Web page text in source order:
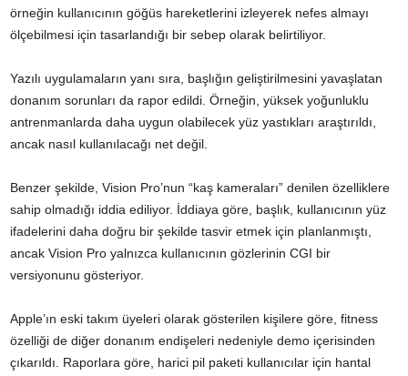
örneğin kullanıcının göğüs hareketlerini izleyerek nefes almayı
ölçebilmesi için tasarlandığı bir sebep olarak belirtiliyor.
Yazılı uygulamaların yanı sıra, başlığın geliştirilmesini yavaşlatan
donanım sorunları da rapor edildi. Örneğin, yüksek yoğunluklu
antrenmanlarda daha uygun olabilecek yüz yastıkları araştırıldı,
ancak nasıl kullanılacağı net değil.
Benzer şekilde, Vision Pro’nun “kaş kameraları” denilen özelliklere
sahip olmadığı iddia ediliyor. İddiaya göre, başlık, kullanıcının yüz
ifadelerini daha doğru bir şekilde tasvir etmek için planlanmıştı,
ancak Vision Pro yalnızca kullanıcının gözlerinin CGI bir
versiyonunu gösteriyor.
Apple’ın eski takım üyeleri olarak gösterilen kişilere göre, fitness
özelliği de diğer donanım endişeleri nedeniyle demo içerisinden
çıkarıldı. Raporlara göre, harici pil paketi kullanıcılar için hantal